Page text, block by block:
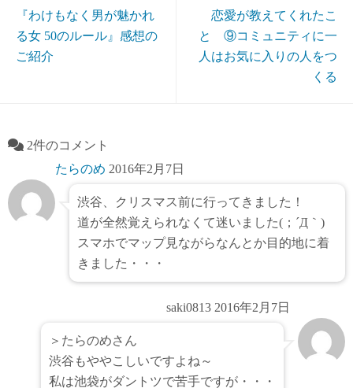
『わけもなく男が魅かれ
る女 50のルール』感想の
ご紹介
恋愛が教えてくれたこ
と ⑨コミュニティに一
人はお気に入りの人をつ
くる
2件のコメント
たらのめ 2016年2月7日
渋谷、クリスマス前に行ってきました！
道が全然覚えられなくて迷いました(；´Д｀)
スマホでマップ見ながらなんとか目的地に着
きました・・・
saki0813 2016年2月7日
＞たらのめさん
渋谷もややこしいですよね～
私は池袋がダントツで苦手ですが・・・